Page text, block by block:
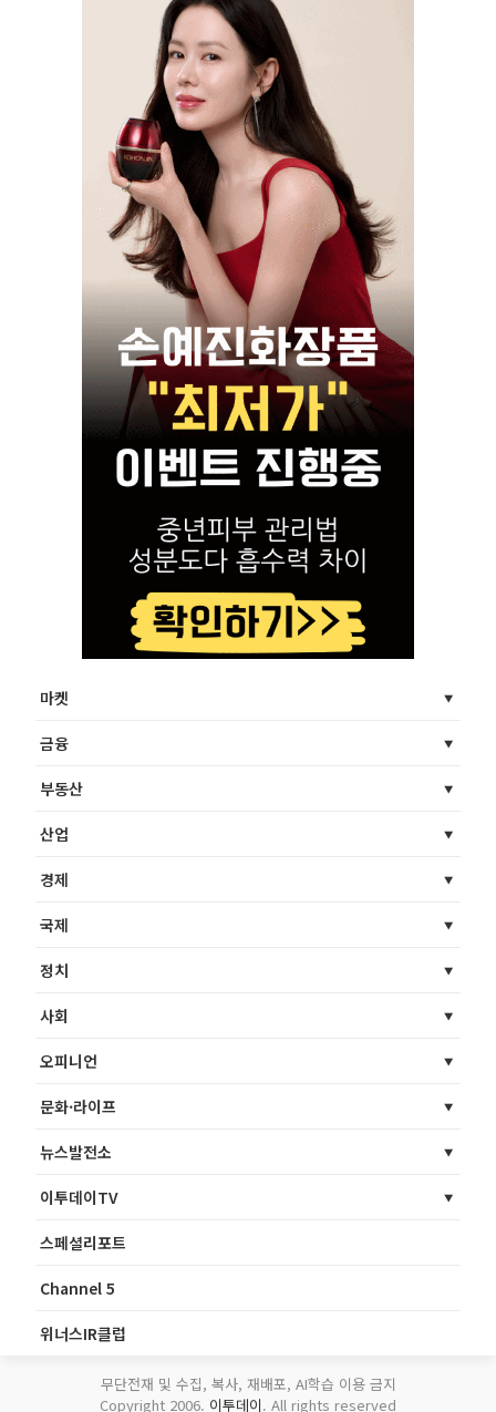
마켓
금융
부동산
산업
경제
국제
정치
사회
오피니언
문화·라이프
뉴스발전소
이투데이TV
스페셜리포트
Channel 5
위너스IR클럽
무단전재 및 수집, 복사, 재배포, AI학습 이용 금지
Copyright 2006. 이투데이. All rights reserved